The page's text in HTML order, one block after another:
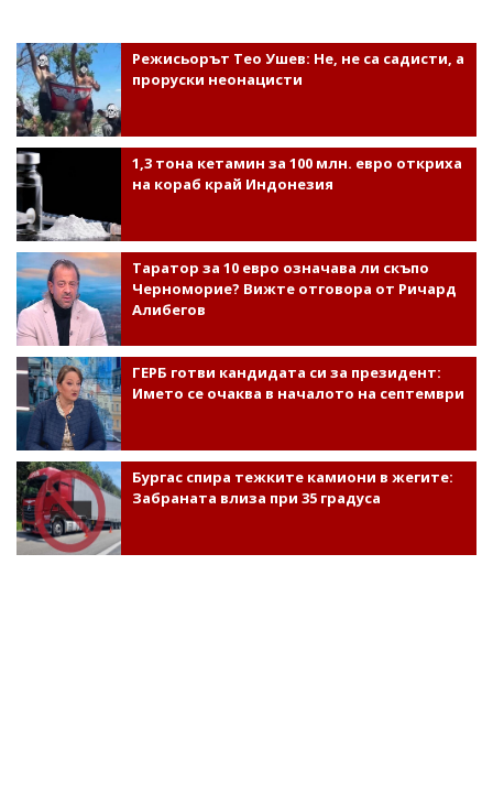
Режисьорът Тео Ушев: Не, не са садисти, а
проруски неонацисти
1,3 тона кетамин за 100 млн. евро откриха
на кораб край Индонезия
Таратор за 10 евро означава ли скъпо
Черноморие? Вижте отговора от Ричард
Алибегов
ГЕРБ готви кандидата си за президент:
Името се очаква в началото на септември
Бургас спира тежките камиони в жегите:
Забраната влиза при 35 градуса